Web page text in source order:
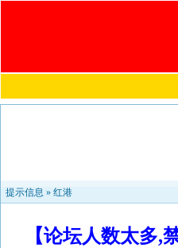
提示信息 » 红港
【论坛人数太多